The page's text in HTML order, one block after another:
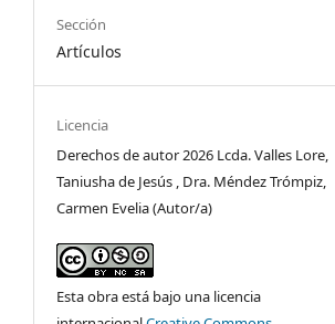
Sección
Artículos
Licencia
Derechos de autor 2026 Lcda. Valles Lore,
Taniusha de Jesús , Dra. Méndez Trómpiz,
Carmen Evelia (Autor/a)
Esta obra está bajo una licencia